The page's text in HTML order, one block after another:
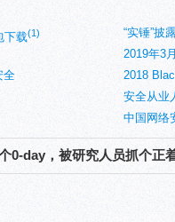
下载(1)
“实锤”披
2019年3
全
2018
安全从业
中国网络
0-day，被研究人员抓个正